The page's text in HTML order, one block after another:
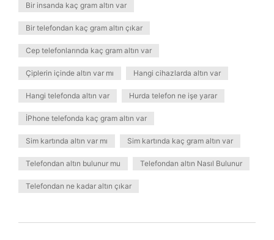
Bir insanda kaç gram altın var
Bir telefondan kaç gram altın çıkar
Cep telefonlarında kaç gram altın var
Çiplerin içinde altın var mı Hangi cihazlarda altın var
Hangi telefonda altın var Hurda telefon ne işe yarar
İPhone telefonda kaç gram altın var
Sim kartında altın var mı Sim kartında kaç gram altın var
Telefondan altın bulunur mu Telefondan altın Nasıl Bulunur
Telefondan ne kadar altın çıkar